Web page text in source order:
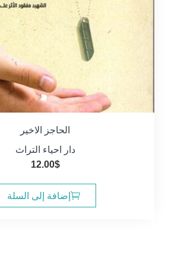
الحاجز الاخير
دار احياء التراث
12.00$
إضافة إلى السلة